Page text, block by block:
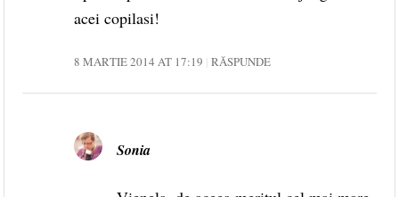
acei copilasi!
8 MARTIE 2014 AT 17:19 RĂSPUNDE
Sonia